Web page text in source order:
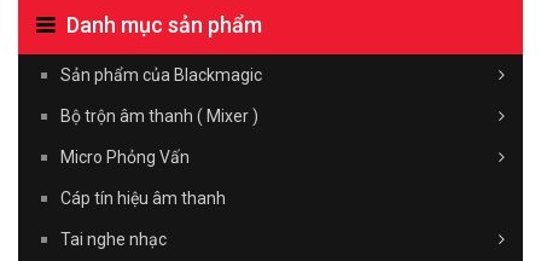
Danh mục sản phẩm
Sản phẩm của Blackmagic
Bộ trộn âm thanh ( Mixer )
Micro Phỏng Vấn
Cáp tín hiệu âm thanh
Tai nghe nhạc